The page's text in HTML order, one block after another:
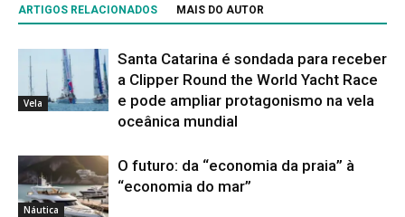
ARTIGOS RELACIONADOS MAIS DO AUTOR
Vela
Santa Catarina é sondada para receber
a Clipper Round the World Yacht Race
e pode ampliar protagonismo na vela
oceânica mundial
Náutica
O futuro: da “economia da praia” à
“economia do mar”